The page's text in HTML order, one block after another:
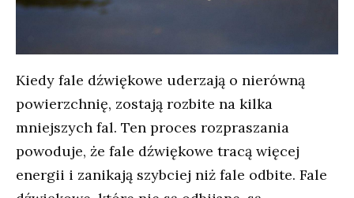
Kiedy fale dźwiękowe uderzają o nierówną
powierzchnię, zostają rozbite na kilka
mniejszych fal. Ten proces rozpraszania
powoduje, że fale dźwiękowe tracą więcej
energii i zanikają szybciej niż fale odbite. Fale